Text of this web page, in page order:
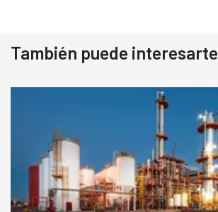
También puede interesarte